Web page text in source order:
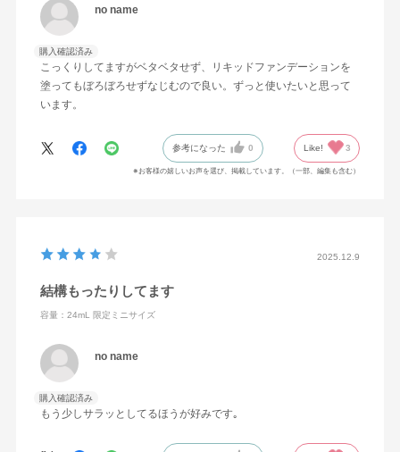
no name
購入確認済み
こっくりしてますがベタベタせず、リキッドファンデーションを
塗ってもぼろぼろせずなじむので良い。ずっと使いたいと思って
います。
参考になった 0 Like! 3
※お客様の嬉しいお声を選び、掲載しています。（一部、編集も含む）
2025.12.9
結構もったりしてます
容量：24mL 限定ミニサイズ
no name
購入確認済み
もう少しサラッとしてるほうが好みです｡